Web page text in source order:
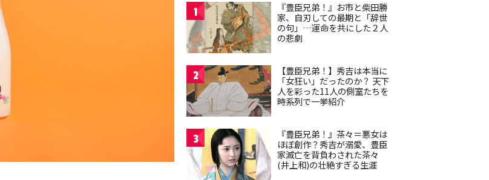
1
『豊臣兄弟！』お市と柴田勝
家、自刃しての最期と「辞世
の句」…運命を共にした２人
の悲劇
2
【豊臣兄弟！】秀吉は本当に
「女狂い」だったのか？ 天下
人を彩った11人の側室たちを
時系列で一挙紹介
3
『豊臣兄弟！』茶々＝悪女は
ほぼ創作？秀吉が溺愛、豊臣
家滅亡を背負わされた茶々
(井上和)の壮絶すぎる生涯